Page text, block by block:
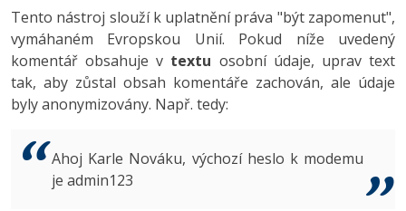
UML a návrhové vzory
React
Spring
ASP.NET MVC
HTML / CSS
UML a návrhové vzory
MySQL/MariaDB
MS-SQL
Tester
Systémový administrátor
3D grafik
Swift -80%
Kotlin -80%
VB.NET
SEO
UX
Business
Copywriting
Adobe XD
Adobe InDesign -25%
Adobe After Effects
Inkscape
Tento nástroj slouží k uplatnění práva "být zapomenut",
vymáhaném Evropskou Unií. Pokud níže uvedený
komentář obsahuje v textu osobní údaje, uprav text
tak, aby zůstal obsah komentáře zachován, ale údaje
byly anonymizovány. Např. tedy:
Ahoj Karle Nováku, výchozí heslo k modemu
je admin123